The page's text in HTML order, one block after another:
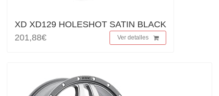
XD XD129 HOLESHOT SATIN BLACK
201,88€
Ver detalles